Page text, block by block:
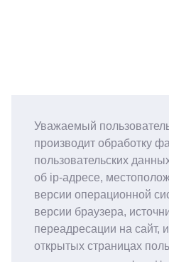
Уважаемый
производит обработку
пользовательских
об ip-адресе,
версии операционной
версии браузера,
переадресации на сайт,
открытых страницах